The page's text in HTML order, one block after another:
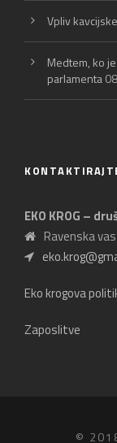
Vpliv
Medtem, ko
parlamenta
EKO KROG –
Ravenska
Eko krogova
Zaposlitve
©